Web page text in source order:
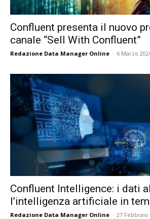
Confluent presenta il nuovo
canale “Sell With Confluent”
Redazione Data Manager Online - 6 Marzo
Confluent Intelligence: i dati
l’intelligenza artificiale in
Redazione Data Manager Online - 27 Febbraio